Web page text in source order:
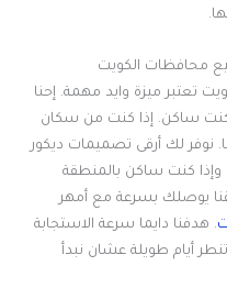
محافظات الكويت
تعتبر ميزة وايد مهمة. إحنا
كنت ساكن. إذا كنت من سكان
نوفر لك أرقى تصميمات ديكور
كنت ساكن بالمنطقة
يوصلك بسرعة مع أمهر
. هدفنا دايما سرعة الاستجابة
أيام طويلة عشان نبدأ